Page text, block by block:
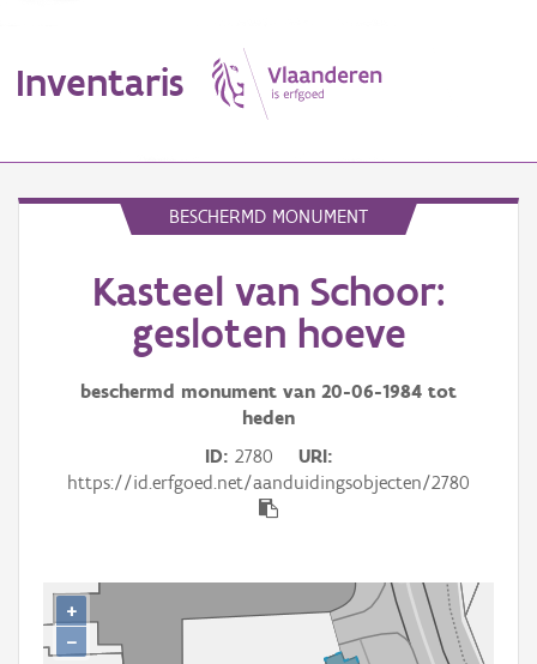
Inventaris
Erfgoedobject
Aanduidingsobject
Waarneming
Gebeurtenis
Downloads
Hergebruik
BESCHERMD MONUMENT
Kasteel van Schoor:
gesloten hoeve
beschermd monument van 20-06-1984 tot
heden
ID 2780
URI
https://id.erfgoed.net/aanduidingsobjecten/2780
+
−